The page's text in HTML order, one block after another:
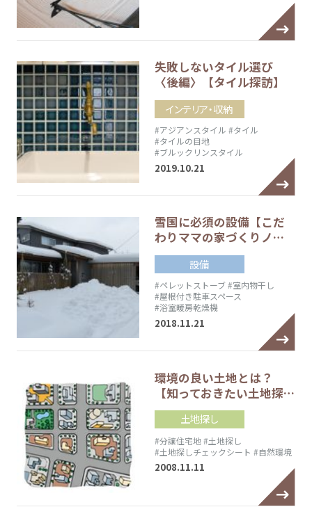
失敗しないタイル選び
〈後編〉【タイル探訪】
インテリア・収納
#アジアンスタイル #タイル
#タイルの目地
#ブルックリンスタイル
2019.10.21
雪国に必須の設備【こだ
わりママの家づくりノ…
設備
#ペレットストーブ#室内物干し
#屋根付き駐車スペース
#浴室暖房乾燥機
2018.11.21
環境の良い土地とは？
【知っておきたい土地探…
土地探し
#分譲住宅地#土地探し
#土地探しチェックシート #自然環境
2008.11.11